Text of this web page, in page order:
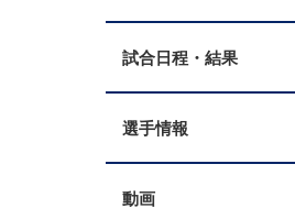
試合日程・結果
選手情報
動画